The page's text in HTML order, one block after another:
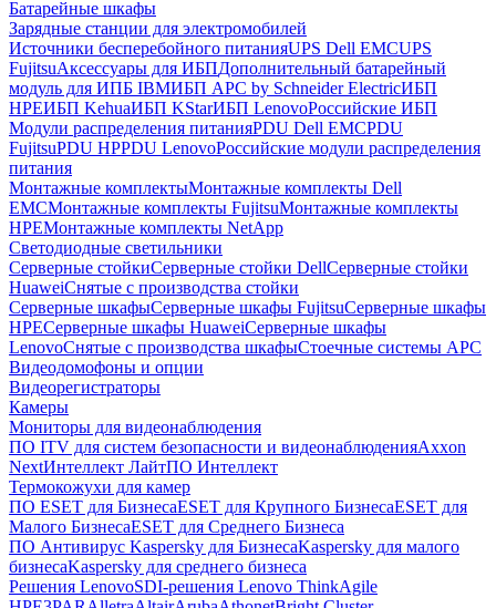
Батарейные шкафы
Зарядные станции для электромобилей
Источники бесперебойного питанияUPS Dell EMCUPS
FujitsuАксессуары для ИБПДополнительный батарейный
модуль для ИПБ IBMИБП APC by Schneider ElectricИБП
HPEИБП KehuaИБП KStarИБП LenovoРоссийские ИБП
Модули распределения питанияPDU Dell EMCPDU
FujitsuPDU HPPDU LenovoРоссийские модули распределения
питания
Монтажные комплектыМонтажные комплекты Dell
EMCМонтажные комплекты FujitsuМонтажные комплекты
HPEМонтажные комплекты NetApp
Светодиодные светильники
Серверные стойкиСерверные стойки DellСерверные стойки
HuaweiСнятые с производства стойки
Серверные шкафыСерверные шкафы FujitsuСерверные шкафы
HPEСерверные шкафы HuaweiСерверные шкафы
LenovoСнятые с производства шкафыСтоечные системы APC
Видеодомофоны и опции
Видеорегистраторы
Камеры
Мониторы для видеонаблюдения
ПО ITV для систем безопасности и видеонаблюденияAxxon
NextИнтеллект ЛайтПО Интеллект
Термокожухи для камер
ПО ESET для БизнесаESET для Крупного БизнесаESET для
Малого БизнесаESET для Среднего Бизнеса
ПО Антивирус Kaspersky для БизнесаKaspersky для малого
бизнесаKaspersky для среднего бизнеса
Решения LenovoSDI-решения Lenovo ThinkAgile